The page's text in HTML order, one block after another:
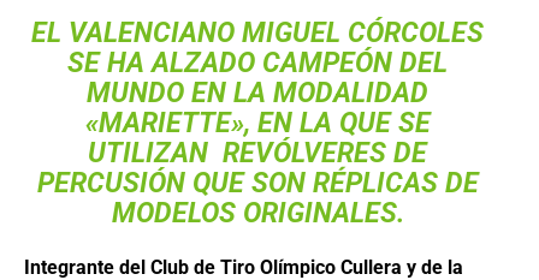
EL VALENCIANO MIGUEL CÓRCOLES
SE HA ALZADO CAMPEÓN DEL
MUNDO EN LA MODALIDAD
«MARIETTE», EN LA QUE SE
UTILIZAN REVÓLVERES DE
PERCUSIÓN QUE SON RÉPLICAS DE
MODELOS ORIGINALES.
Integrante del Club de Tiro Olímpico Cullera y de la